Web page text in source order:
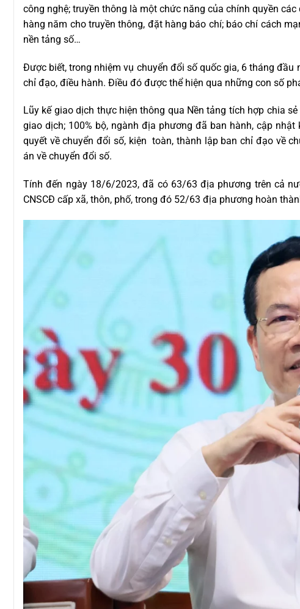
công nghệ; truyền thông là một chức năng của chính quyền
hàng năm cho truyền thông, đặt hàng báo chí; báo chí cách
nền tảng số…
Được biết, trong nhiệm vụ chuyển đổi số quốc gia, 6 tháng
chỉ đạo, điều hành. Điều đó được thể hiện qua những con số
Lũy kế giao dịch thực hiện thông qua Nền tảng tích hợp chia
giao dịch; 100% bộ, ngành địa phương đã ban hành, cập
quyết về chuyển đổi số, kiện toàn, thành lập ban chỉ đạo về
án về chuyển đổi số.
Tính đến ngày 18/6/2023, đã có 63/63 địa phương trên cả
CNSCĐ cấp xã, thôn, phố, trong đó 52/63 địa phương hoàn